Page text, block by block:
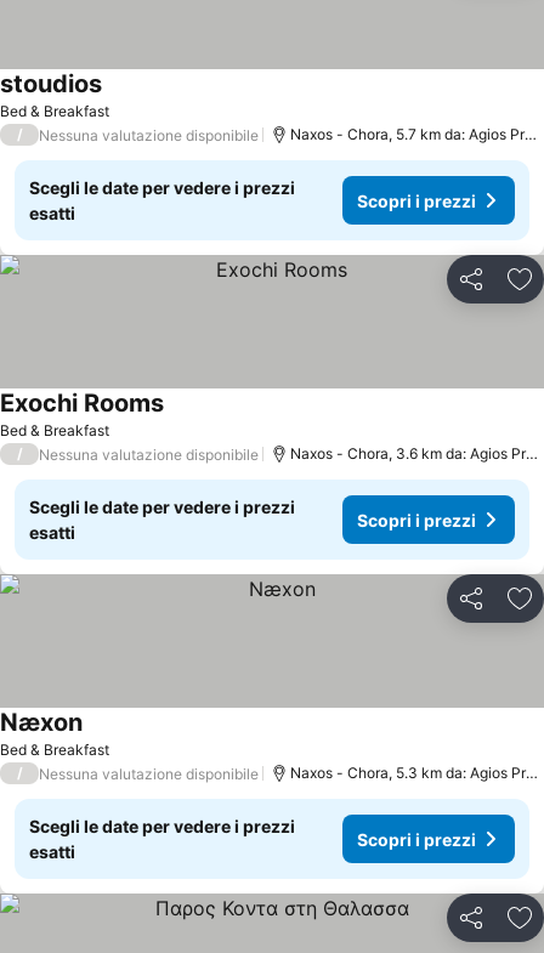
Bed & Breakfast
stoudiosScopri i prezzi
/ Nessuna valutazione disponibile Naxos - Chora, 5.7 km da: Agios
Scegli le date per vedere i prezzi
esatti
Scopri i prezzi
Condividi
Bed & Breakfast
Exochi RoomsScopri i prezzi
/ Nessuna valutazione disponibile Naxos - Chora, 3.6 km da: Agios
Scegli le date per vedere i prezzi
esatti
Scopri i prezzi
Condividi
Bed & Breakfast
NæxonScopri i prezzi
/ Nessuna valutazione disponibile Naxos - Chora, 5.3 km da: Agios
Scegli le date per vedere i prezzi
esatti
Scopri i prezzi
Condividi